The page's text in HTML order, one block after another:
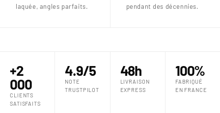
laquée, angles parfaits.
pendant des décennies.
+2
000
CLIENTS
SATISFAITS
4.9/5
NOTE
TRUSTPILOT
48h
LIVRAISON
EXPRESS
100%
FABRIQUÉ
EN FRANCE